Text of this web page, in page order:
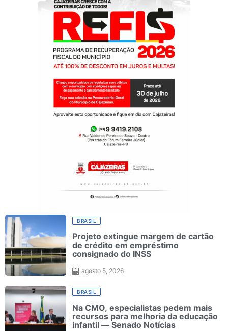
BRASIL
Projeto extingue margem de cartão
de crédito em empréstimo
consignado do INSS
agosto 5, 2026
BRASIL
Na CMO, especialistas pedem mais
recursos para melhoria da educação
infantil — Senado Notícias